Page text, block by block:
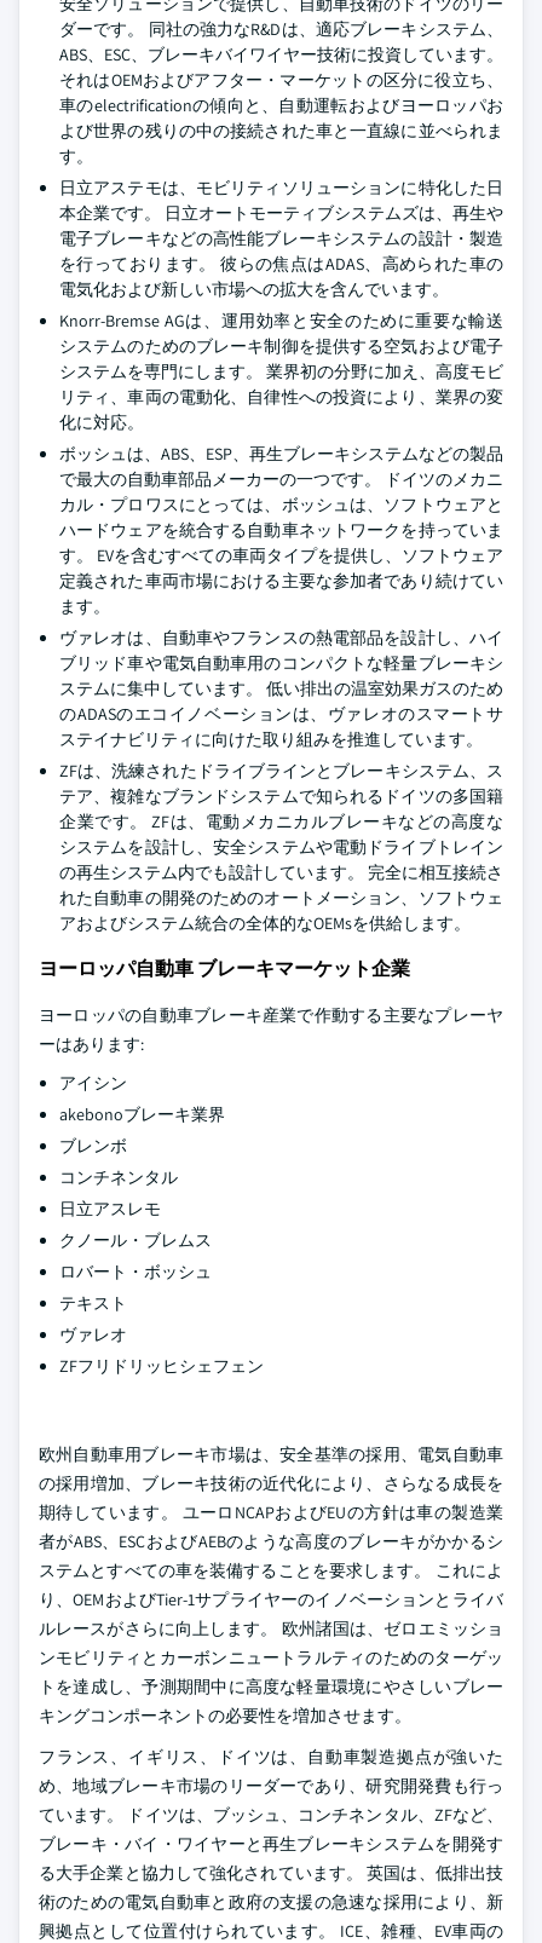
ダーです。 同社の強力なR&Dは、適応ブレーキシステム、
ABS、ESC、ブレーキバイワイヤー技術に投資しています。
それはOEMおよびアフター・マーケットの区分に役立ち、
車のelectrificationの傾向と、自動運転およびヨーロッパお
よび世界の残りの中の接続された車と一直線に並べられま
す。
日立アステモは、モビリティソリューションに特化した日
本企業です。 日立オートモーティブシステムズは、再生や
電子ブレーキなどの高性能ブレーキシステムの設計・製造
を行っております。 彼らの焦点はADAS、高められた車の
電気化および新しい市場への拡大を含んでいます。
Knorr-Bremse AGは、運用効率と安全のために重要な輸送
システムのためのブレーキ制御を提供する空気および電子
システムを専門にします。 業界初の分野に加え、高度モビ
リティ、車両の電動化、自律性への投資により、業界の変
化に対応。
ボッシュは、ABS、ESP、再生ブレーキシステムなどの製品
で最大の自動車部品メーカーの一つです。 ドイツのメカニ
カル・プロワスにとっては、ボッシュは、ソフトウェアと
ハードウェアを統合する自動車ネットワークを持っていま
す。 EVを含むすべての車両タイプを提供し、ソフトウェア
定義された車両市場における主要な参加者であり続けてい
ます。
ヴァレオは、自動車やフランスの熱電部品を設計し、ハイ
ブリッド車や電気自動車用のコンパクトな軽量ブレーキシ
ステムに集中しています。 低い排出の温室効果ガスのため
のADASのエコイノベーションは、ヴァレオのスマートサ
ステイナビリティに向けた取り組みを推進しています。
ZFは、洗練されたドライブラインとブレーキシステム、ス
テア、複雑なブランドシステムで知られるドイツの多国籍
企業です。 ZFは、電動メカニカルブレーキなどの高度な
システムを設計し、安全システムや電動ドライブトレイン
の再生システム内でも設計しています。 完全に相互接続さ
れた自動車の開発のためのオートメーション、ソフトウェ
アおよびシステム統合の全体的なOEMsを供給します。
ヨーロッパ自動車 ブレーキマーケット企業
ヨーロッパの自動車ブレーキ産業で作動する主要なプレーヤ
ーはあります:
アイシン
akebonoブレーキ業界
ブレンボ
コンチネンタル
日立アスレモ
クノール・ブレムス
ロバート・ボッシュ
テキスト
ヴァレオ
ZFフリドリッヒシェフェン
欧州自動車用ブレーキ市場は、安全基準の採用、電気自動車
の採用増加、ブレーキ技術の近代化により、さらなる成長を
期待しています。 ユーロNCAPおよびEUの方針は車の製造業
者がABS、ESCおよびAEBのような高度のブレーキがかかるシ
ステムとすべての車を装備することを要求します。 これによ
り、OEMおよびTier-1サプライヤーのイノベーションとライバ
ルレースがさらに向上します。 欧州諸国は、ゼロエミッショ
ンモビリティとカーボンニュートラルティのためのターゲッ
トを達成し、予測期間中に高度な軽量環境にやさしいブレー
キングコンポーネントの必要性を増加させます。
フランス、イギリス、ドイツは、自動車製造拠点が強いた
め、地域ブレーキ市場のリーダーであり、研究開発費も行っ
ています。 ドイツは、ブッシュ、コンチネンタル、ZFなど、
ブレーキ・バイ・ワイヤーと再生ブレーキシステムを開発す
る大手企業と協力して強化されています。 英国は、低排出技
術のための電気自動車と政府の支援の急速な採用により、新
興拠点として位置付けられています。 ICE、雑種、EV車両の